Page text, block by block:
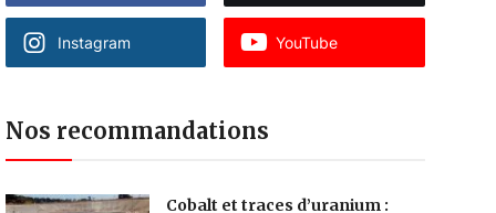
Instagram YouTube
Nos recommandations
Cobalt et traces d’uranium :